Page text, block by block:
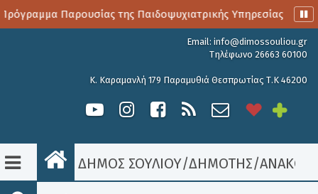
Παρουσίας της Παιδοψυχιατρικής Υπηρεσίας
Email: info@dimossouliou.gr
Τηλέφωνο 26663 60100
Κ. Καραμανλή 179 Παραμυθιά Θεσπρωτίας Τ.Κ 46200
ΔΗΜΟΣ ΣΟΥΛΙΟΥ/ΔΗΜΟΤΗΣ/